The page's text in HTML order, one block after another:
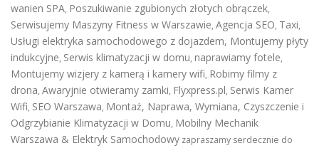
wanien SPA, Poszukiwanie zgubionych złotych obrączek,
Serwisujemy Maszyny Fitness w Warszawie, Agencja SEO, Taxi,
Usługi elektryka samochodowego z dojazdem, Montujemy płyty
indukcyjne, Serwis klimatyzacji w domu, naprawiamy fotele,
Montujemy wizjery z kamerą i kamery wifi, Robimy filmy z
drona, Awaryjnie otwieramy zamki, Flyxpress.pl, Serwis Kamer
Wifi, SEO Warszawa, Montaż, Naprawa, Wymiana, Czyszczenie i
Odgrzybianie Klimatyzacji w Domu, Mobilny Mechanik
Warszawa & Elektryk Samochodowy zapraszamy serdecznie do